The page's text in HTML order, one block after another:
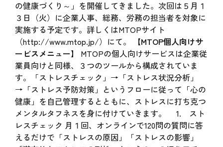
の健康づくり～」を開催してきました。次回は５月１
３日（火）に企業人事、総務、労務の担当者を対象に
実施する予定です。詳しくはMTOPサイト
（http://www.mtop.jp/）にて。
【MTOP個人向けサ
ービスメニュー】
MTOPの個人向けサービスは企業従
業員向けと同様、３つのツールから構成されていま
す。「ストレスチェック」→「ストレス状況分析」
→「ストレス予防対策」というフローに従って「心の
健康」を自己管理するとともに、ストレスに打ち克つ
メンタルタフネスを身に付けていきます。 1. スト
レスチェック 月１回、オンラインで120問の質問に答
えるだけで「ストレスの原因」「ストレスの影響」